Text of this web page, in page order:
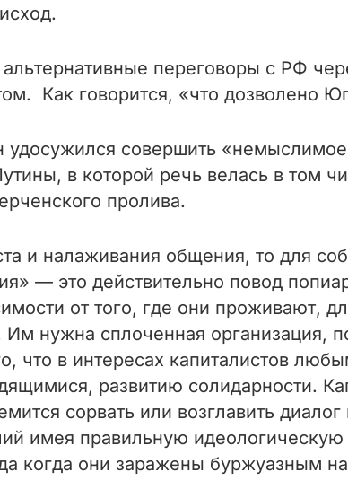
переговоры с РФ
Как говорится, «что дозволено
удосужился совершить
в которой речь велась в том
пролива.
и налаживания общения, то для
— это действительно повод
от того, где они проживают,
нужна сплоченная организация,
что в интересах капиталистов
развитию солидарности.
сорвать или возглавить
имея правильную идеологическую
когда они заражены буржуазным